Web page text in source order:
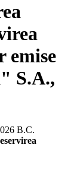
emise
S.A.,
B.C.